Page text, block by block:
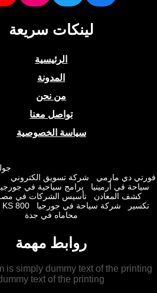
لينكات سريعة
الرئيسية
المدونة
من نحن
تواصل معنا
سياسة الخصوصية
جولة
دي مارمي
شركة تسويق الكتروني
في أرمينيا
برامج سياحية في جورجيا
المعادن
تأسيس الشركات في مصر
شركة سياحة في جورجيا KS 800
محاماه في جدة
روابط مهمة
is simply dummy text of the
dummy text of the printing